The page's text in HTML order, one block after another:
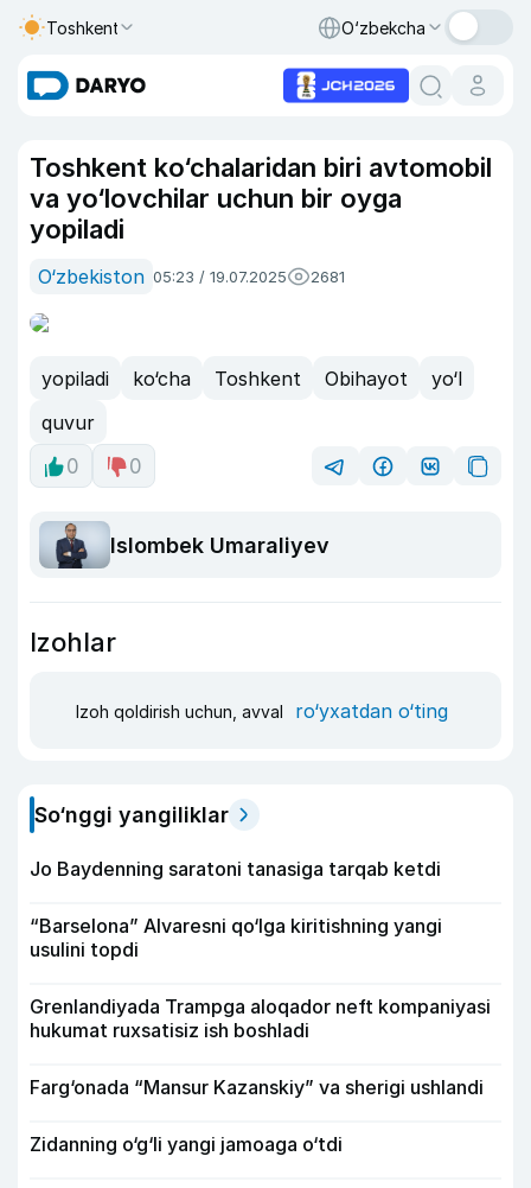
Toshkent O‘zbekcha
Toshkent ko‘chalaridan biri avtomobil
va yo‘lovchilar uchun bir oyga
yopiladi
O‘zbekiston 05:23 / 19.07.2025 2681
yopiladi ko‘cha Toshkent Obihayot
yo‘l
quvur
0
0
Islombek Umaraliyev
Izohlar
Izoh qoldirish uchun, avval ro‘yxatdan o‘ting
So‘nggi yangiliklar
Jo Baydenning saratoni tanasiga tarqab ketdi
“Barselona” Alvaresni qo‘lga kiritishning yangi
usulini topdi
Grenlandiyada Trampga aloqador neft kompaniyasi
hukumat ruxsatisiz ish boshladi
Farg‘onada “Mansur Kazanskiy” va sherigi ushlandi
Zidanning o‘g‘li yangi jamoaga o‘tdi